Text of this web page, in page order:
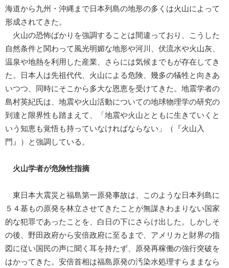
海道から九州・沖縄まで日本列島の地形の多くは火山によって
形成されてきた。
火山の恐怖ばかりを強調することは間違っており、こうした
自然条件と関わって風光明媚な地形や河川、伏流水や火山灰、
温泉や地熱を利用した産業、さらには気候までもが存在してき
た。日本人は先祖代代、火山による危険、幾多の犠牲と向きあ
いつつ、同時にそこから多大な恩恵を受けてきた。地震学者の
島村英紀氏は、地震や火山活動についての地球物理学の研究の
到達と限界性も踏まえて、「地震や火山とともに生きていくと
いう知恵も覚悟も持っていなければならない」（『火山入
門』）と強調している。
火山学者が危険性指摘
東日本大震災と福島第一原発事故は、このような日本列島に
５４基もの原発を林立させてきたことが無謀きわまりない国家
的な犯罪であったことを、白日の下にさらけ出した。しかしそ
の後、野田政府から安倍政府に至るまで、アメリカと財界の指
図に従い国民の声に聞く耳を持たず、原発再稼働の強行突破を
はかってきた。安倍首相は福島原発の汚染水処理すらままなら